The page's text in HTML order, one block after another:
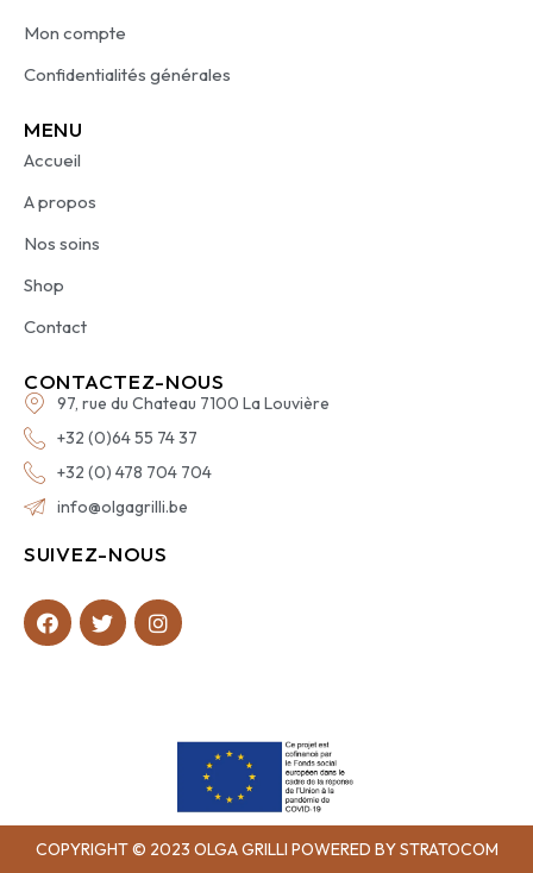
Mon compte
Confidentialités générales
MENU
Accueil
A propos
Nos soins
Shop
Contact
CONTACTEZ-NOUS
97, rue du Chateau 7100 La Louvière
+32 (0)64 55 74 37
+32 (0) 478 704 704
info@olgagrilli.be
SUIVEZ-NOUS
COPYRIGHT © 2023 OLGA GRILLI POWERED BY STRATOCOM